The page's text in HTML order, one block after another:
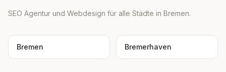
SEO Agentur und Webdesign für alle Städte in Bremen.
Bremen Bremerhaven